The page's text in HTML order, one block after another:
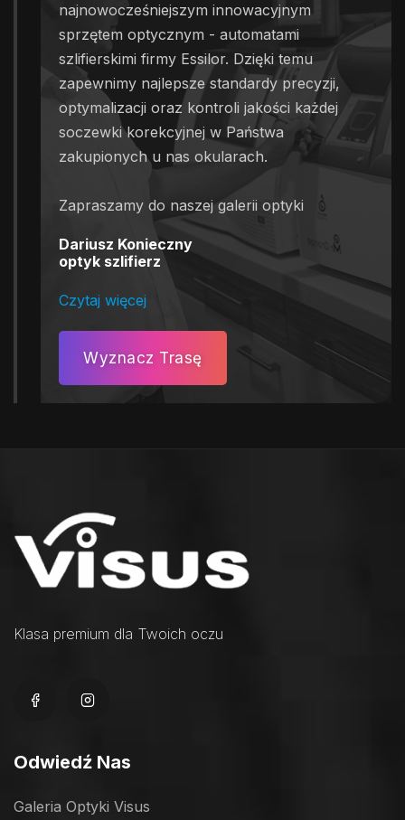
najnowocześniejszym innowacyjnym
sprzętem optycznym - automatami
szlifierskimi firmy Essilor. Dzięki temu
zapewnimy najlepsze standardy precyzji,
optymalizacji oraz kontroli jakości każdej
soczewki korekcyjnej w Państwa
zakupionych u nas okularach.
Zapraszamy do naszej galerii optyki
Dariusz Konieczny
optyk szlifierz
Czytaj więcej
Wyznacz Trasę
Klasa premium dla Twoich oczu
Odwiedź Nas
Galeria Optyki Visus